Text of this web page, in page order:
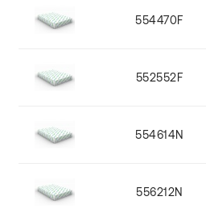
554470F
552552F
554614N
556212N